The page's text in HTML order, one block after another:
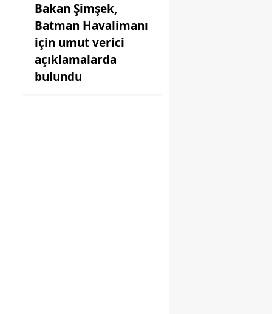
Bakan Şimşek,
Batman Havalimanı
için umut verici
açıklamalarda
bulundu